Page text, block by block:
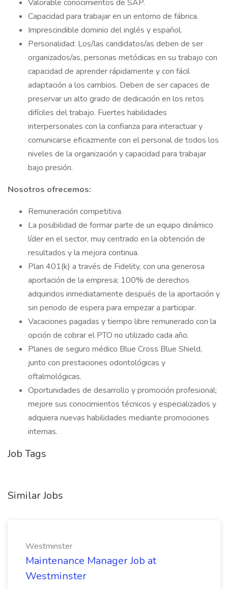
Valorable conocimientos de SAP.
Capacidad para trabajar en un entorno de fábrica.
Imprescindible dominio del inglés y español.
Personalidad: Los/las candidatos/as deben de ser
organizados/as, personas metódicas en su trabajo con
capacidad de aprender rápidamente y con fácil
adaptación a los cambios. Deben de ser capaces de
preservar un alto grado de dedicación en los retos
difíciles del trabajo. Fuertes habilidades
interpersonales con la confianza para interactuar y
comunicarse eficazmente con el personal de todos los
niveles de la organización y capacidad para trabajar
bajo presión.
Nosotros ofrecemos:
Remuneración competitiva.
La posibilidad de formar parte de un equipo dinámico
líder en el sector, muy centrado en la obtención de
resultados y la mejora continua.
Plan 401(k) a través de Fidelity, con una generosa
aportación de la empresa; 100% de derechos
adquiridos inmediatamente después de la aportación y
sin periodo de espera para empezar a participar.
Vacaciones pagadas y tiempo libre remunerado con la
opción de cobrar el PTO no utilizado cada año.
Planes de seguro médico Blue Cross Blue Shield,
junto con prestaciones odontológicas y
oftalmológicas.
Oportunidades de desarrollo y promoción profesional;
mejore sus conocimientos técnicos y especializados y
adquiera nuevas habilidades mediante promociones
internas.
Job Tags
Similar Jobs
Westminster
Maintenance Manager Job at
Westminster